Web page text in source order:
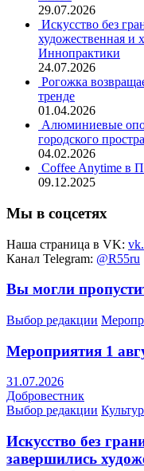
29.07.2026
Искусство без
художественная и
Иннопрактики
24.07.2026
Рогожка
тренде
01.04.2026
Алюминиевые
городского
04.02.2026
Coffee Anytime в
09.12.2025
Мы в соцсетях
Наша страница в VK:
Канал Telegram: @R55ru
Вы могли
Выбор редакции
Мероприятия 1
31.07.2026
Добровестник
Выбор редакции
Искусство без
завершились